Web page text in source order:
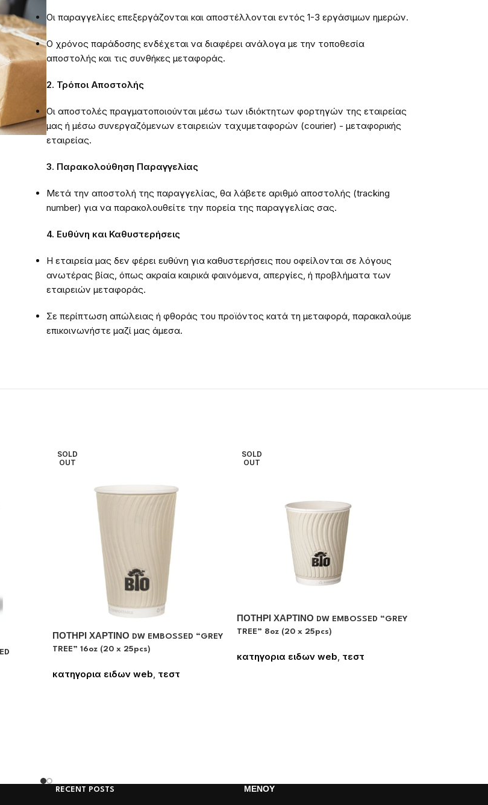
Οι παραγγελίες επεξεργάζονται και αποστέλλονται εντός 1-3 εργάσιμων ημερών.
Ο χρόνος παράδοσης ενδέχεται να διαφέρει ανάλογα με την τοποθεσία
αποστολής και τις συνθήκες μεταφοράς.
2. Τρόποι Αποστολής
Οι αποστολές πραγματοποιούνται μέσω των ιδιόκτητων φορτηγών της εταιρείας
μας ή μέσω συνεργαζόμενων εταιρειών ταχυμεταφορών (courier) - μεταφορικής
εταιρείας.
3. Παρακολούθηση Παραγγελίας
Μετά την αποστολή της παραγγελίας, θα λάβετε αριθμό αποστολής (tracking
number) για να παρακολουθείτε την πορεία της παραγγελίας σας.
4. Ευθύνη και Καθυστερήσεις
Η εταιρεία μας δεν φέρει ευθύνη για καθυστερήσεις που οφείλονται σε λόγους
ανωτέρας βίας, όπως ακραία καιρικά φαινόμενα, απεργίες, ή προβλήματα των
εταιρειών μεταφοράς.
Σε περίπτωση απώλειας ή φθοράς του προϊόντος κατά τη μεταφορά, παρακαλούμε
επικοινωνήστε μαζί μας άμεσα.
SOLD
OUT
ΠΟΤΗΡΙ ΧΑΡΤΙΝΟ DW EMBOSSED “GREY
TREE” 16oz (20 x 25pcs)
κατηγορια ειδων web, τεστ
SOLD
OUT
ΠΟΤΗΡΙ ΧΑΡΤΙΝΟ DW EMBOSSED “GREY
TREE” 8oz (20 x 25pcs)
κατηγορια ειδων web τεστ
RECENT POSTS ΜΕΝΟΥ